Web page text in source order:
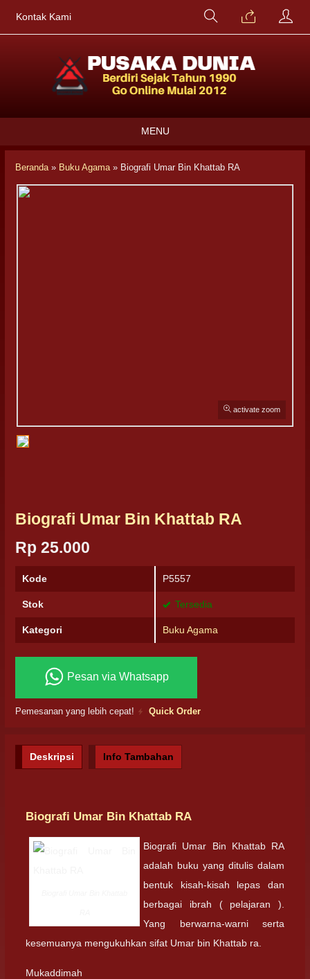
Kontak Kami
MENU
Beranda» Buku Agama» Biografi Umar Bin Khattab RA
activate zoom
Biografi Umar Bin Khattab RA
Rp 25.000
Kode P5557
Stok Tersedia
Kategori Buku Agama
Pesan via Whatsapp
Pemesanan yang lebih cepat! Quick Order
Deskripsi Info Tambahan
Biografi Umar Bin Khattab RA
Biografi Umar Bin Khattab RA
adalah buku yang ditulis dalam
bentuk kisah-kisah lepas dan
berbagai ibrah ( pelajaran ).
Yang berwarna-warni serta
kesemuanya mengukuhkan sifat Umar bin Khattab ra.
Mukaddimah